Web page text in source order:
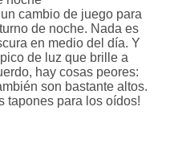
cambio de juego para
de noche. Nada es
en medio del día. Y
de luz que brille a
hay cosas peores:
son bastante altos.
tapones para los oídos!